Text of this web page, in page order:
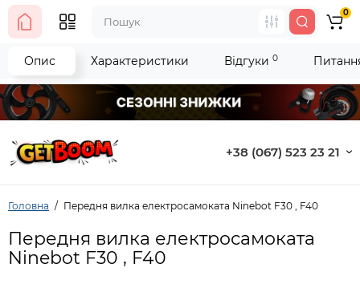
+38 (067) 523 23 21
0
Головна Передня вилка електросамоката Ninebot F30 , F40
Передня вилка електросамоката
Ninebot F30 , F40
Опис Характеристики Відгуки 0